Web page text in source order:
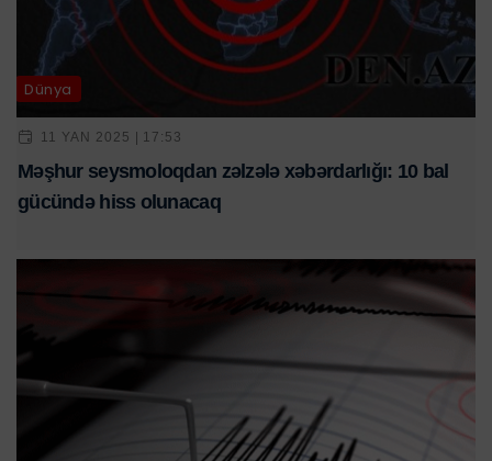
Dünya
11 YAN 2025 | 17:53
Məşhur seysmoloqdan zəlzələ xəbərdarlığı: 10 bal
gücündə hiss olunacaq